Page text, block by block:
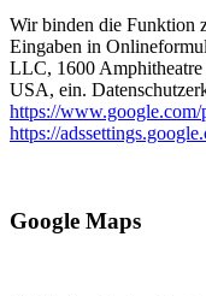
Wir binden die Funktion
Eingaben in
LLC, 1600
USA, ein.
https://
https://
Google Maps